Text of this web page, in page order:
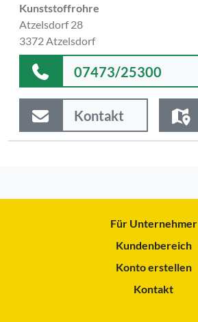
Kunststoffrohre
Atzelsdorf 28
3372 Atzelsdorf
07473/25300
Kontakt
Für Unternehmer
Kundenbereich
Konto erstellen
Kontakt